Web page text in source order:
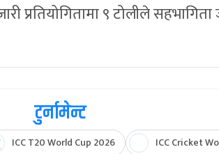
प्रतियोगितामा ९ टोलीले
टुर्नामेन्ट
ICC T20 World Cup 2026
ICC Cricket